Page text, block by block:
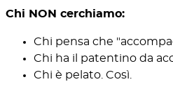
Chi NON cerchiamo:
Chi pensa che
Chi ha il patentino da
Chi è pelato. Così.